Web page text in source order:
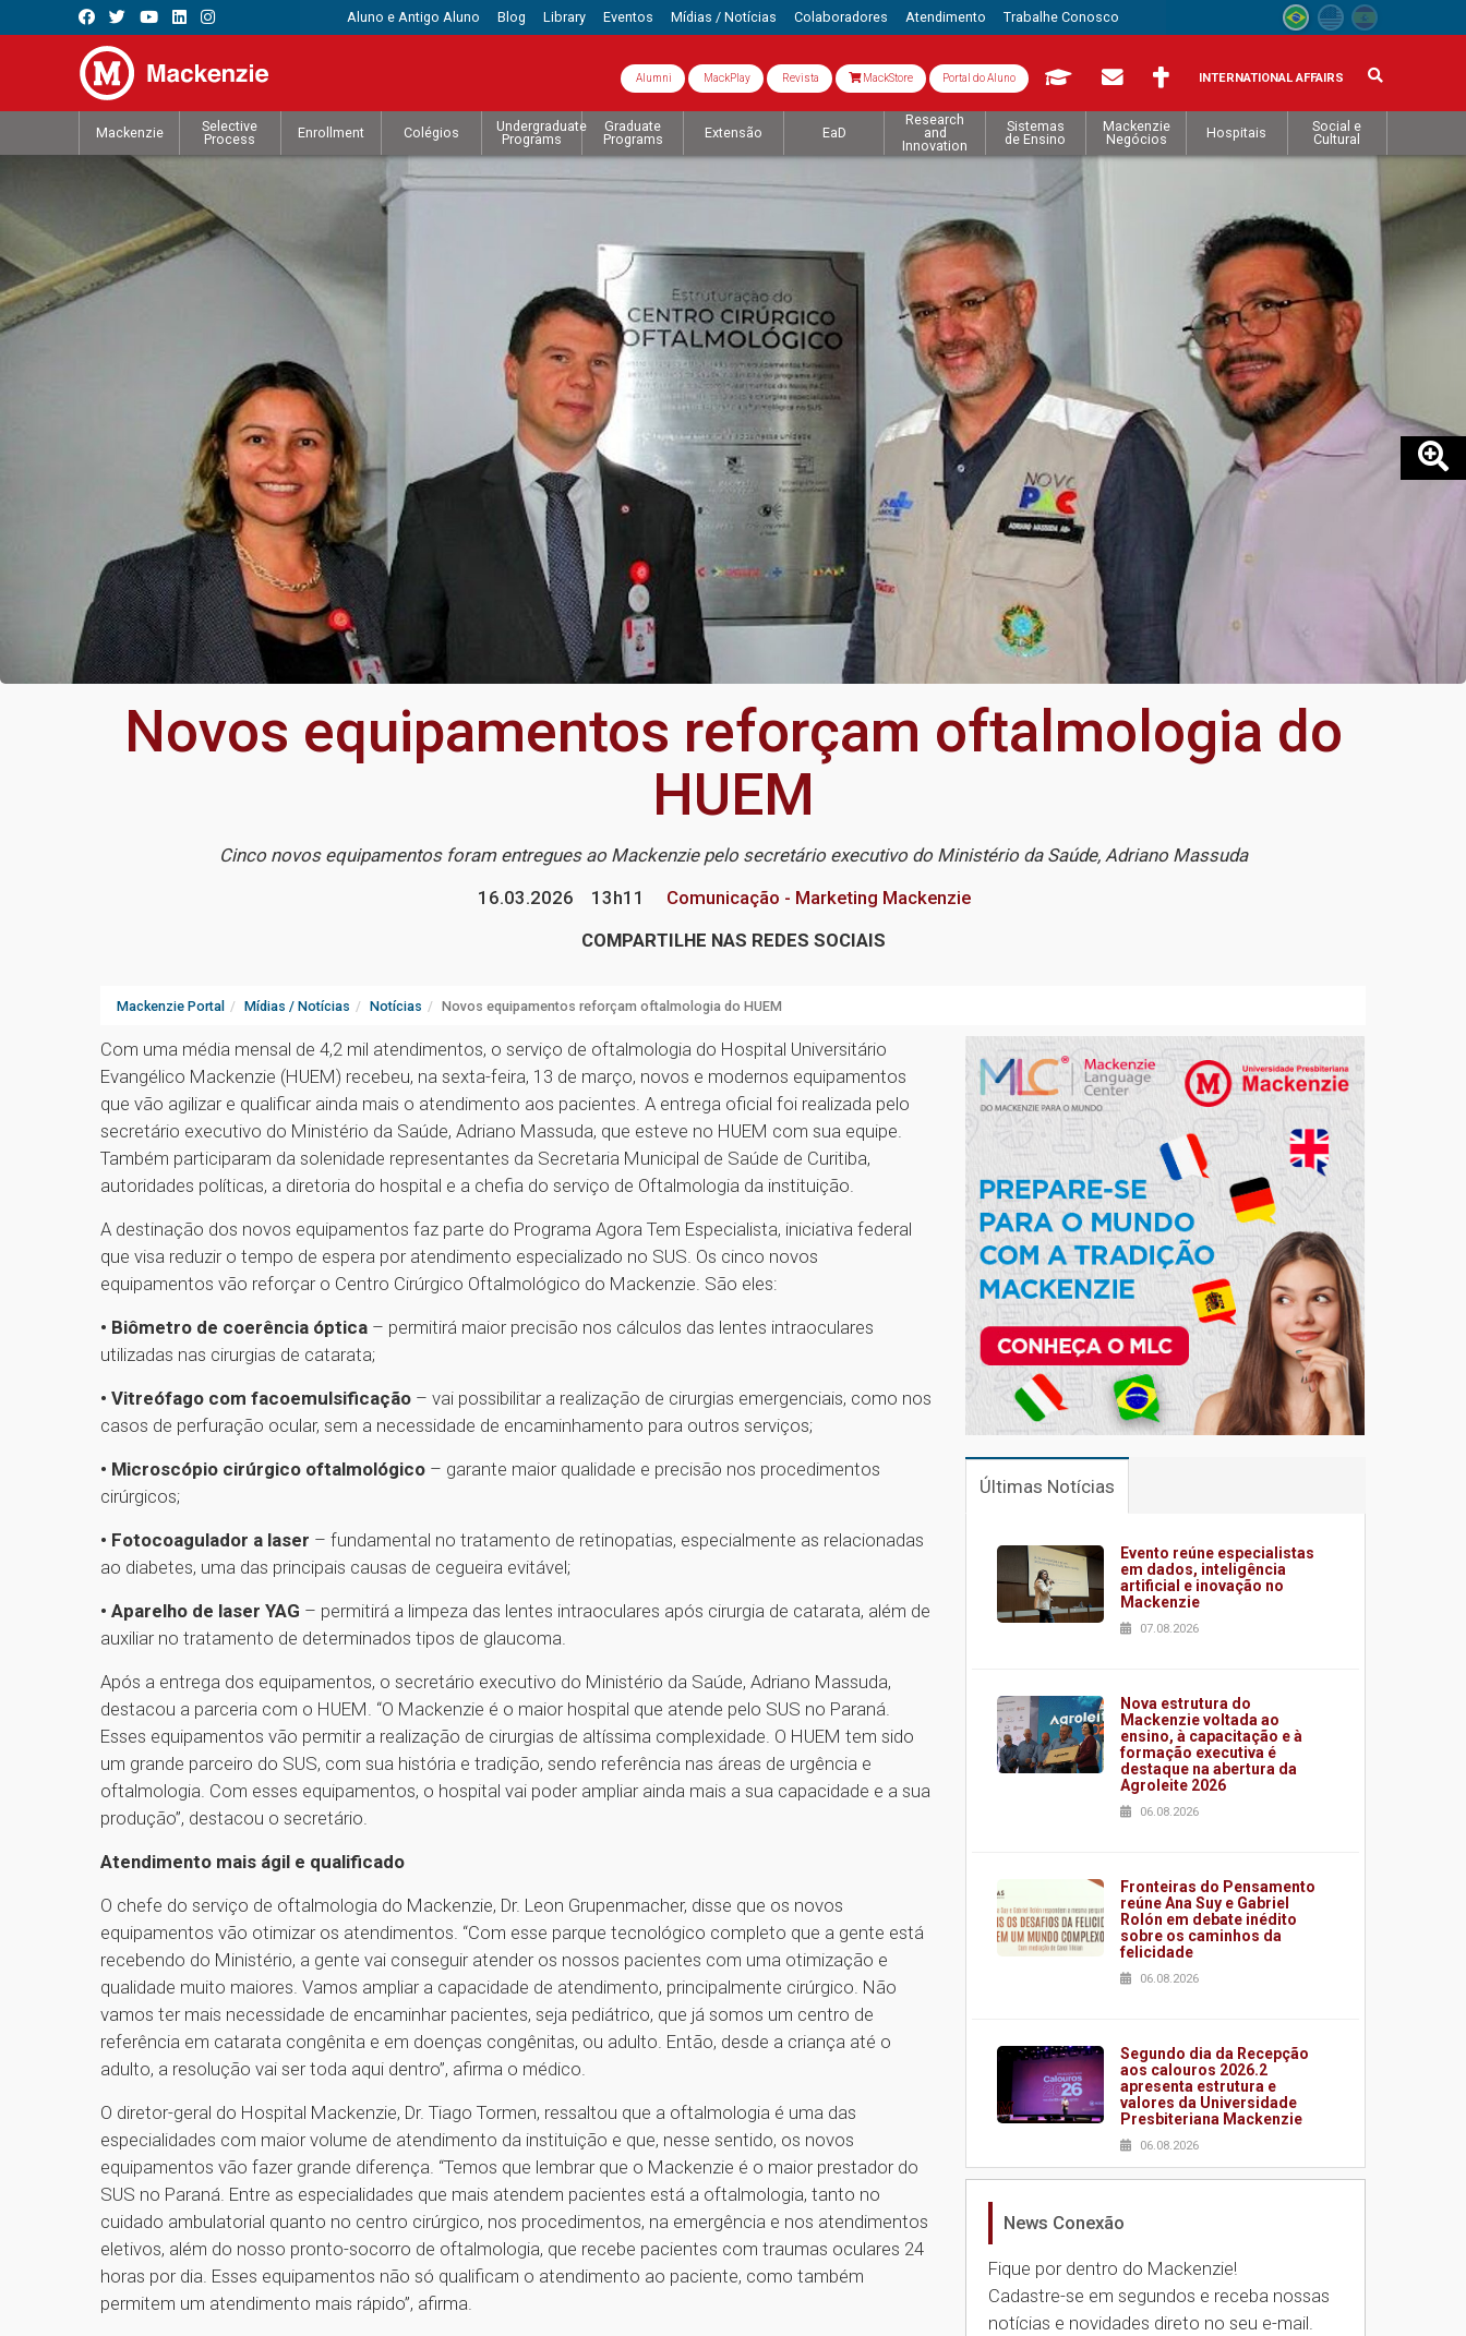
Aluno e Antigo Aluno Blog Library Eventos Mídias / Notícias Colaboradores Atendimento Trabalhe Conosco
Alumni MackPlay Revista MackStore Portal do Aluno INTERNATIONAL AFFAIRS
Mackenzie
Selective
Process
Enrollment Colégios
Undergraduate
Programs
Graduate
Programs
Extensão EaD
Research
and
Innovation
Sistemas
de Ensino
Mackenzie
Negócios
Hospitais
Social e
Cultural
Novos equipamentos reforçam oftalmologia do
HUEM
Cinco novos equipamentos foram entregues ao Mackenzie pelo secretário executivo do Ministério da Saúde, Adriano Massuda
16.03.2026
13h11
Comunicação - Marketing Mackenzie
COMPARTILHE NAS REDES SOCIAIS
Mackenzie Portal Mídias / Notícias Notícias Novos equipamentos reforçam oftalmologia do HUEM
Com uma média mensal de 4,2 mil atendimentos, o serviço de oftalmologia do Hospital Universitário
Evangélico Mackenzie (HUEM) recebeu, na sexta-feira, 13 de março, novos e modernos equipamentos
que vão agilizar e qualificar ainda mais o atendimento aos pacientes. A entrega oficial foi realizada pelo
secretário executivo do Ministério da Saúde, Adriano Massuda, que esteve no HUEM com sua equipe.
Também participaram da solenidade representantes da Secretaria Municipal de Saúde de Curitiba,
autoridades políticas, a diretoria do hospital e a chefia do serviço de Oftalmologia da instituição.
A destinação dos novos equipamentos faz parte do Programa Agora Tem Especialista, iniciativa federal
que visa reduzir o tempo de espera por atendimento especializado no SUS. Os cinco novos
equipamentos vão reforçar o Centro Cirúrgico Oftalmológico do Mackenzie. São eles:
• Biômetro de coerência óptica – permitirá maior precisão nos cálculos das lentes intraoculares
utilizadas nas cirurgias de catarata;
• Vitreófago com facoemulsificação – vai possibilitar a realização de cirurgias emergenciais, como nos
casos de perfuração ocular, sem a necessidade de encaminhamento para outros serviços;
• Microscópio cirúrgico oftalmológico – garante maior qualidade e precisão nos procedimentos
cirúrgicos;
• Fotocoagulador a laser – fundamental no tratamento de retinopatias, especialmente as relacionadas
ao diabetes, uma das principais causas de cegueira evitável;
• Aparelho de laser YAG – permitirá a limpeza das lentes intraoculares após cirurgia de catarata, além de
auxiliar no tratamento de determinados tipos de glaucoma.
Após a entrega dos equipamentos, o secretário executivo do Ministério da Saúde, Adriano Massuda,
destacou a parceria com o HUEM. “O Mackenzie é o maior hospital que atende pelo SUS no Paraná.
Esses equipamentos vão permitir a realização de cirurgias de altíssima complexidade. O HUEM tem sido
um grande parceiro do SUS, com sua história e tradição, sendo referência nas áreas de urgência e
oftalmologia. Com esses equipamentos, o hospital vai poder ampliar ainda mais a sua capacidade e a sua
produção”, destacou o secretário.
Atendimento mais ágil e qualificado
O chefe do serviço de oftalmologia do Mackenzie, Dr. Leon Grupenmacher, disse que os novos
equipamentos vão otimizar os atendimentos. “Com esse parque tecnológico completo que a gente está
recebendo do Ministério, a gente vai conseguir atender os nossos pacientes com uma otimização e
qualidade muito maiores. Vamos ampliar a capacidade de atendimento, principalmente cirúrgico. Não
vamos ter mais necessidade de encaminhar pacientes, seja pediátrico, que já somos um centro de
referência em catarata congênita e em doenças congênitas, ou adulto. Então, desde a criança até o
adulto, a resolução vai ser toda aqui dentro”, afirma o médico.
O diretor-geral do Hospital Mackenzie, Dr. Tiago Tormen, ressaltou que a oftalmologia é uma das
especialidades com maior volume de atendimento da instituição e que, nesse sentido, os novos
equipamentos vão fazer grande diferença. “Temos que lembrar que o Mackenzie é o maior prestador do
SUS no Paraná. Entre as especialidades que mais atendem pacientes está a oftalmologia, tanto no
cuidado ambulatorial quanto no centro cirúrgico, nos procedimentos, na emergência e nos atendimentos
eletivos, além do nosso pronto-socorro de oftalmologia, que recebe pacientes com traumas oculares 24
horas por dia. Esses equipamentos não só qualificam o atendimento ao paciente, como também
permitem um atendimento mais rápido”, afirma.
Últimas Notícias
Evento reúne especialistas
em dados, inteligência
artificial e inovação no
Mackenzie
07.08.2026
Nova estrutura do
Mackenzie voltada ao
ensino, à capacitação e à
formação executiva é
destaque na abertura da
Agroleite 2026
06.08.2026
Fronteiras do Pensamento
reúne Ana Suy e Gabriel
Rolón em debate inédito
sobre os caminhos da
felicidade
06.08.2026
Segundo dia da Recepção
aos calouros 2026.2
apresenta estrutura e
valores da Universidade
Presbiteriana Mackenzie
06.08.2026
Nova apresentação do
brasileira
05.08.2026
News Conexão
Fique por dentro do Mackenzie!
Cadastre-se em segundos e receba nossas
notícias e novidades direto no seu e-mail.